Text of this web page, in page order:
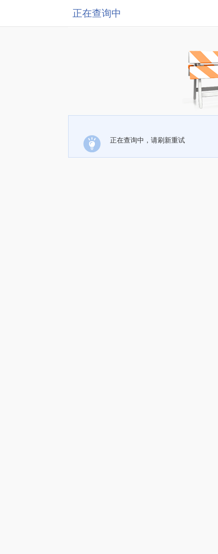
正在查询中
正在查询中，请刷新重试